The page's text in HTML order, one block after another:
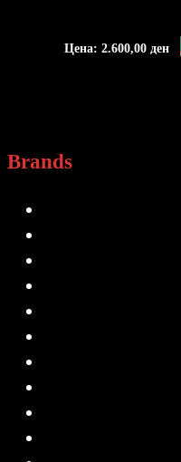
Цена: 2.600,00 ден
Brands